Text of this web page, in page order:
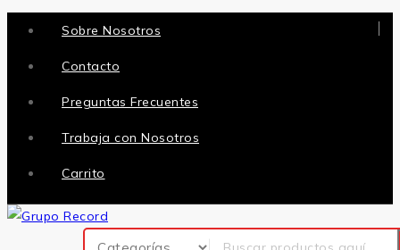
Sobre Nosotros
Contacto
Preguntas Frecuentes
Trabaja con Nosotros
Carrito